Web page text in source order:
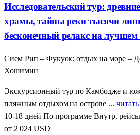
Исследовательский тур:
храмы, тайны реки тысячи
бесконечный релакс на лучшем
Сием Рип – Фукуок: отдых на море –
Хошимин
Экскурсионный тур по Камбодже и
пляжным отдыхом на острове ...
10-18 дней По программе Внутр.
от 2 024 USD